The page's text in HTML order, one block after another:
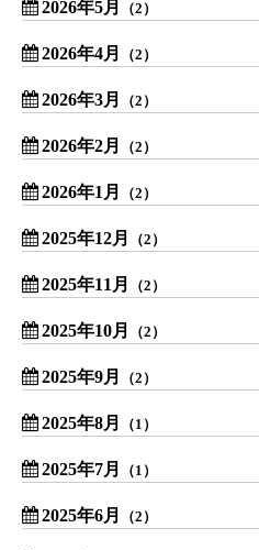
2026年5月 （2）
2026年4月 （2）
2026年3月 （2）
2026年2月 （2）
2026年1月 （2）
2025年12月 （2）
2025年11月 （2）
2025年10月 （2）
2025年9月 （2）
2025年8月 （1）
2025年7月 （1）
2025年6月 （2）